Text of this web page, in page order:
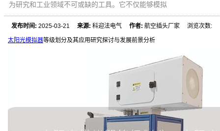
为研究和工业领域不可或缺的工具。它不仅能够模拟
发布时间: 2025-03-21来源: 科迎法电气作者: 航空插头厂家 浏览次数:
太阳光模拟器等级划分及其应用研究探讨与发展前景分析